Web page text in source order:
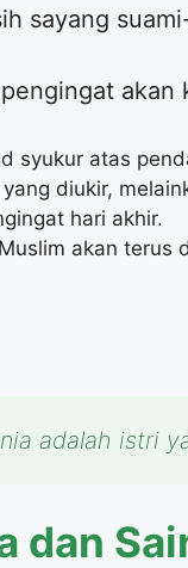
sayang
akan
syukur atas
diukir,
hari akhir.
akan terus
adalah istri
dan